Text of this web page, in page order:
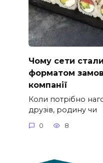
Чому сети
форматом
компанії
Коли потрібно
друзів, родину чи
0 8